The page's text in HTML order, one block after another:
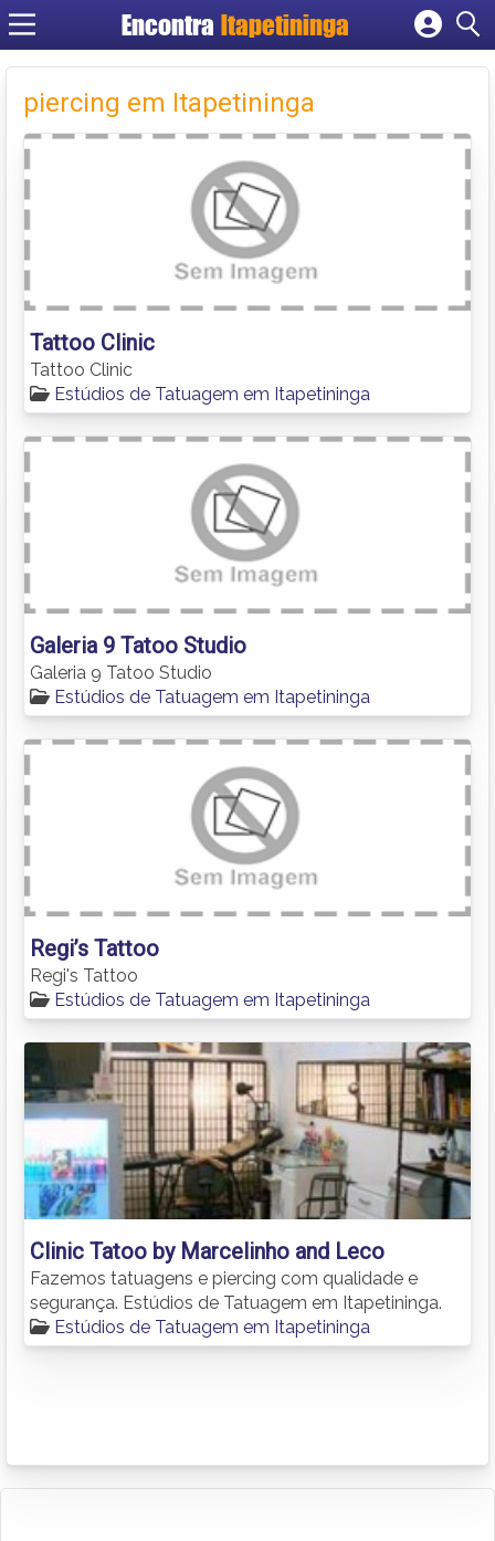
Encontra Itapetininga
Cadastrar empresa
Criar conta
piercing em Itapetininga
Tattoo Clinic
Tattoo Clinic
Estúdios de Tatuagem em Itapetininga
Galeria 9 Tatoo Studio
Galeria 9 Tatoo Studio
Estúdios de Tatuagem em Itapetininga
Regi’s Tattoo
Regi's Tattoo
Estúdios de Tatuagem em Itapetininga
Clinic Tatoo by Marcelinho and Leco
Fazemos tatuagens e piercing com qualidade e
segurança. Estúdios de Tatuagem em Itapetininga.
Estúdios de Tatuagem em Itapetininga